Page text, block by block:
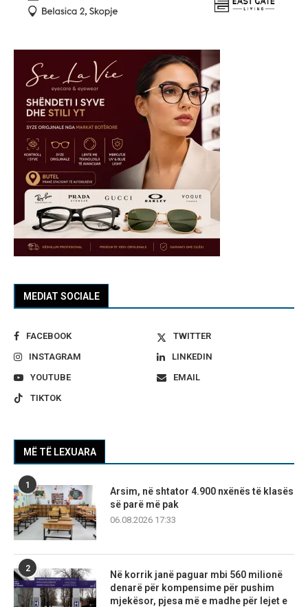
MEDIAT SOCIALE
FACEBOOK
TWITTER
INSTAGRAM
LINKEDIN
YOUTUBE
EMAIL
TIKTOK
MË TË LEXUARA
1
Arsim, në shtator 4.900 nxënës të klasës
së parë më pak
06.08.2026 17:33
2
Në korrik janë paguar mbi 560 milionë
denarë për kompensime për pushim
mjekësor, pjesa më e madhe për lejet e